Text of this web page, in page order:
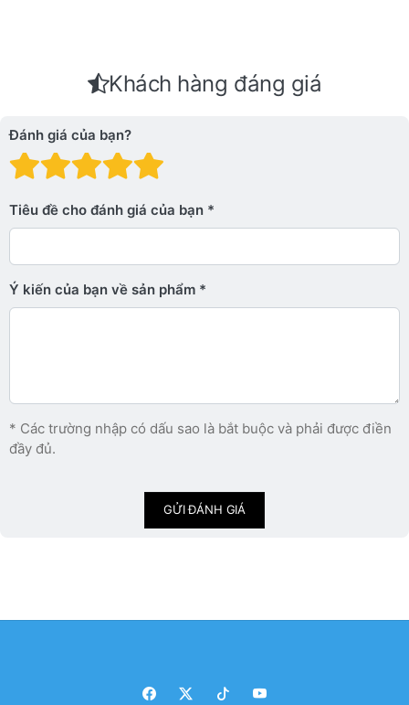
Khách hàng đáng giá
Đánh giá của bạn?
Đánh giá: 4 trên 5
Đánh giá: 3 trên 5 sao.
Đánh giá: 2 trên 5 sao.
Đánh giá: 1 trên 5 sao. Xấu
Tiêu đề cho đánh giá của bạn
Ý kiến ​​của bạn về sản phẩm
* Các trường nhập có dấu sao là bắt buộc và phải được điền
đầy đủ.
GỬI ĐÁNH GIÁ